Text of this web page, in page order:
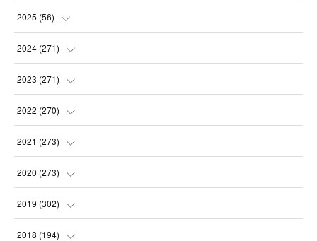
2025 (56)
(14
(21
(21
2024 (271)
(21
(22
(23
(22
2023 (271)
(22
(23
(23
(21
2022 (270)
(23
(23
(22
(23
2021 (273)
(24
(23
(22
2020 (273)
(24
(22
2019 (302)
(23
2018 (194)